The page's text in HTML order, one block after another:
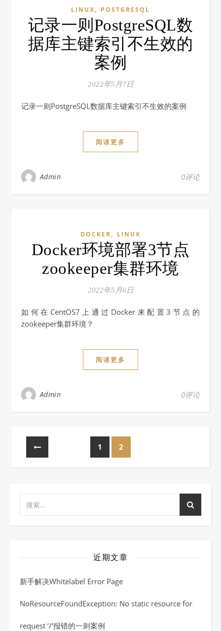
LINUX, POSTGRESQL
记录一则PostgreSQL数
据库主键索引不生效的
案例
2022年5月7日
记录一则PostgreSQL数据库主键索引不生效的案例
阅读更多
Admin 0评论
DOCKER, LINUX
Docker环境部署3节点
zookeeper集群环境
2022年5月6日
如何在CentOS7上通过Docker来配置3节点的
zookeeper集群环境？
阅读更多
Admin 0评论
1 2
近期文章
新手解决Whitelabel Error Page
NoResourceFoundException: No static resource for
request ‘/’报错的一则案例